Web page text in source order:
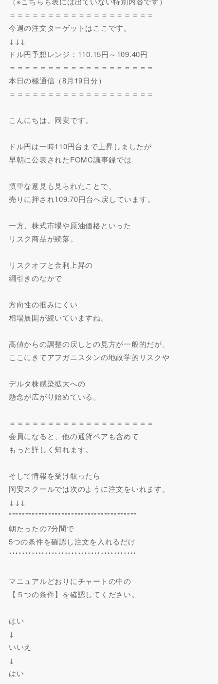
＝＝＝＝＝＝＝＝＝＝＝＝＝＝＝＝＝＝＝
今週の注文ターゲットはここです。
↓↓↓
ドル円予想レンジ：110.15円～109.40円
＝＝＝＝＝＝＝＝＝＝＝＝＝＝＝＝＝＝＝
本日の極通信（8月19日分）
＝＝＝＝＝＝＝＝＝＝＝＝＝＝＝＝＝＝＝
こんにちは。岡安です。
ドル円は一時110円台まで上昇しましたが
早朝に公表されたFOMC議事録では
慎重な意見も見られたことで、
売りに押され109.70円台へ戻しています。
一方、株式市場や原油価格といった
リスク商品が続落。
リスクオフと金利上昇の
綱引きのなかで
方向性の掴みにくい
相場展開が続いていますね。
高値からの調整の戻しとの見方が一般的だが、
ここにきてアフガニスタンの地政学的リスクや
デルタ株感染拡大への
懸念が広がり始めている。
＝＝＝＝＝＝＝＝＝＝＝＝＝＝＝＝＝＝＝
会員になると、他の通貨ペアも含めて
もっと詳しく知れます。
そして情報を受け取ったら
岡安スクールでは次のように注文をいれます。
↓↓↓
***************************************
朝たったの7分間で
5つの条件を確認し注文を入れるだけ
***************************************
マニュアルどおりにチャートの中の
【５つの条件】を確認してください。
はい
↓
いいえ
↓
はい